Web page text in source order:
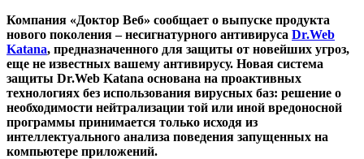
Компания «Доктор Веб» сообщает о выпуске продукта
нового поколения – несигнатурного антивируса Dr.Web
Katana, предназначенного для защиты от новейших угроз,
еще не известных вашему антивирусу. Новая система
защиты Dr.Web Katana основана на проактивных
технологиях без использования вирусных баз: решение о
необходимости нейтрализации той или иной вредоносной
программы принимается только исходя из
интеллектуального анализа поведения запущенных на
компьютере приложений.